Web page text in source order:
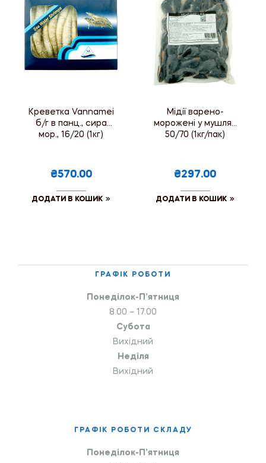
Креветка Vannamei
б/г в панц., сира
мор., 16/20 (1кг)
₴570.00
ДОДАТИ В КОШИК
Мідії варено-
морожені у мушлях
50/70 (1кг/пак)
₴297.00
ДОДАТИ В КОШИК
ГРАФІК РОБОТИ
Понеділок-П’ятниця
8.00 – 17.00
Субота
Вихідний
Неділя
Вихідний
ГРАФІК РОБОТИ СКЛАДУ
Понеділок-П’ятниця